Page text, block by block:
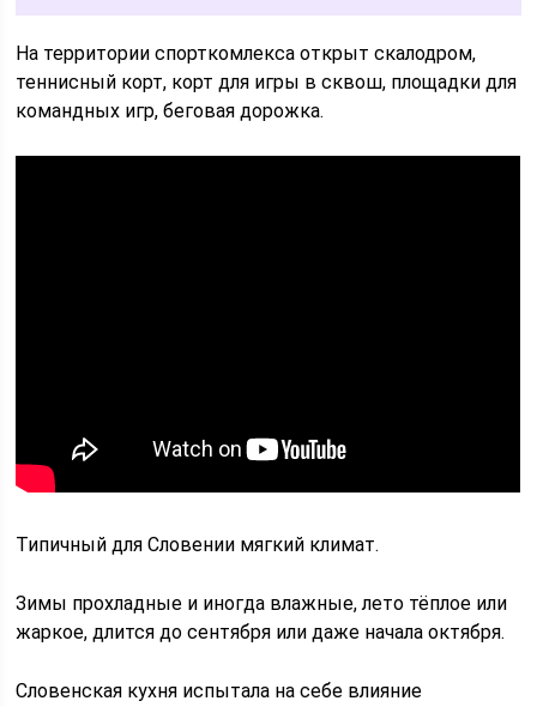
На территории спорткомлекса открыт скалодром,
теннисный корт, корт для игры в сквош, площадки для
командных игр, беговая дорожка.
Типичный для Словении мягкий климат.
Зимы прохладные и иногда влажные, лето тёплое или
жаркое, длится до сентября или даже начала октября.
Словенская кухня испытала на себе влияние